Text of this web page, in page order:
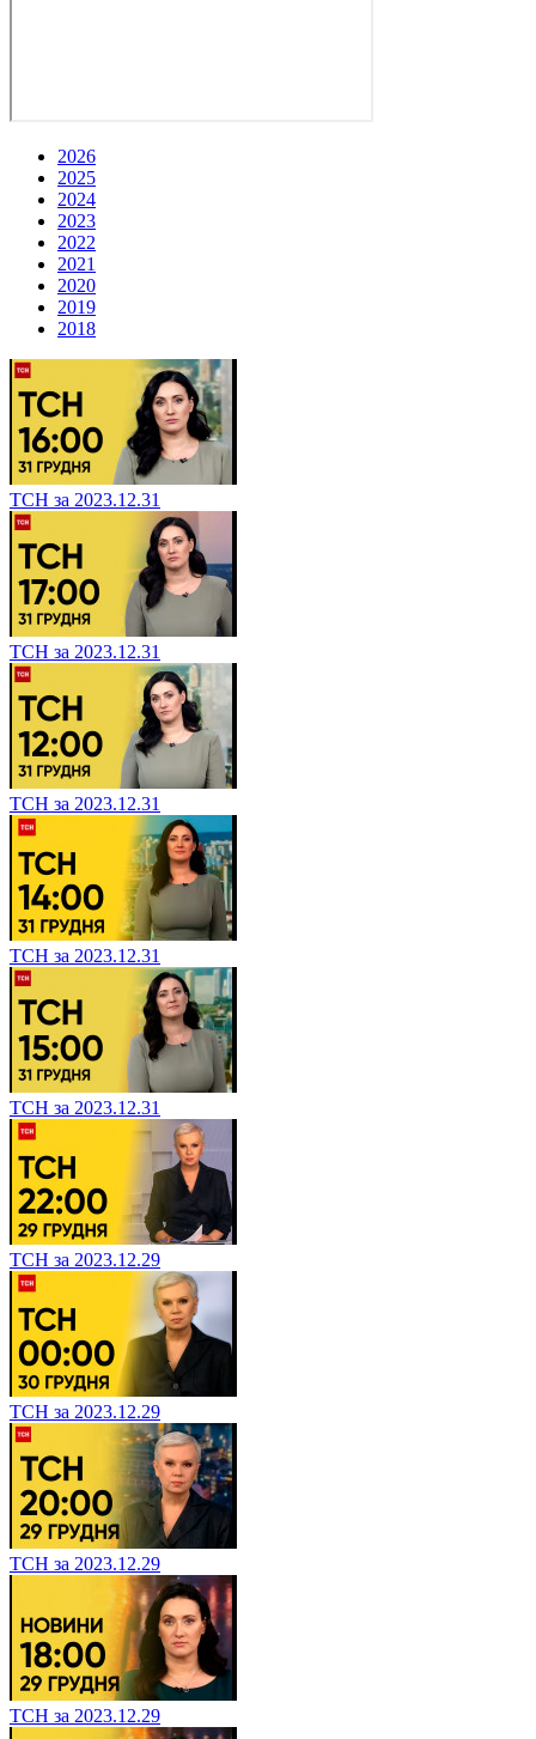
2026
2025
2024
2023
2022
2021
2020
2019
2018
ТСН за 2023.12.31
ТСН за 2023.12.31
ТСН за 2023.12.31
ТСН за 2023.12.31
ТСН за 2023.12.31
ТСН за 2023.12.29
ТСН за 2023.12.29
ТСН за 2023.12.29
ТСН за 2023.12.29